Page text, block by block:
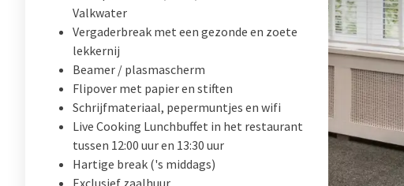
Valkwater
Vergaderbreak met een gezonde en zoete
lekkernij
Beamer / plasmascherm
Flipover met papier en stiften
Schrijfmateriaal, pepermuntjes en wifi
Live Cooking Lunchbuffet in het restaurant
tussen 12:00 uur en 13:30 uur
Hartige break ('s middags)
Exclusief zaalhuur